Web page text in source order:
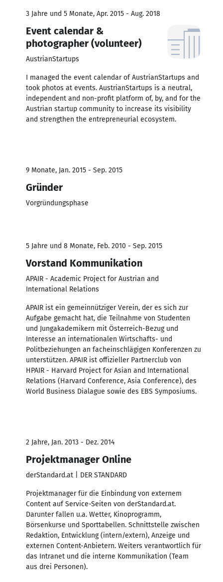
3 Jahre und 5 Monate, Apr. 2015 - Aug. 2018
Event calendar &
photographer (volunteer)
AustrianStartups
I managed the event calendar of AustrianStartups and
took photos at events. AustrianStartups is a neutral,
independent and non-profit platform of, by, and for the
Austrian startup community to increase its visibility
and strengthen the entrepreneurial ecosystem.
9 Monate, Jan. 2015 - Sep. 2015
Gründer
Vorgründungsphase
5 Jahre und 8 Monate, Feb. 2010 - Sep. 2015
Vorstand Kommunikation
APAIR - Academic Project for Austrian and
International Relations
APAIR ist ein gemeinnütziger Verein, der es sich zur
Aufgabe gemacht hat, die Teilnahme von Studenten
und Jungakademikern mit Österreich-Bezug und
Interesse an internationalen Wirtschafts- und
Politbeziehungen an facheinschlägigen Konferenzen zu
unterstützen. APAIR ist offizieller Partnerclub von
HPAIR - Harvard Project for Asian and International
Relations (Harvard Conference, Asia Conference), des
World Business Dialague sowie des EBS Symposiums.
2 Jahre, Jan. 2013 - Dez. 2014
Projektmanager Online
derStandard.at | DER STANDARD
Projektmanager für die Einbindung von externem
Content auf Service-Seiten von derStandard.at.
Darunter fallen u.a. Wetter, Kinoprogramm,
Börsenkurse und Sporttabellen. Schnittstelle zwischen
Redaktion, Entwicklung (intern/extern), Anzeige und
externen Content-Anbietern. Weiters verantwortlich für
das Intranet und die interne Kommunikation (Team
aus drei Personen).